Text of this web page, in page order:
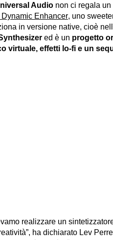
Audio non ci regala un
Enhancer, uno
in versione native, cioè
ed è un progetto
virtuale, effetti lo-fi e un
realizzare un
ha dichiarato Lev